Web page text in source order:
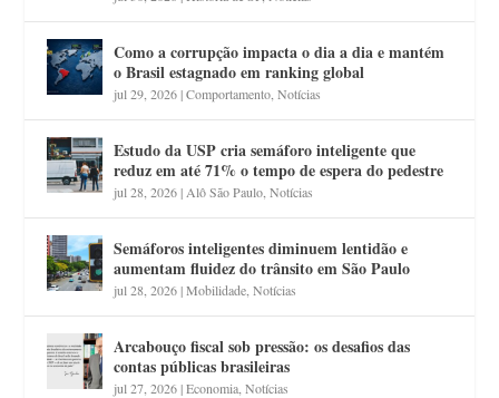
Como a corrupção impacta o dia a dia e mantém
o Brasil estagnado em ranking global
jul 29, 2026|Comportamento ,Notícias
Estudo da USP cria semáforo inteligente que
reduz em até 71% o tempo de espera do pedestre
jul 28, 2026| Alô São Paulo ,Notícias
Semáforos inteligentes diminuem lentidão e
aumentam fluidez do trânsito em São Paulo
jul 28, 2026|Mobilidade ,Notícias
Arcabouço fiscal sob pressão: os desafios das
contas públicas brasileiras
jul 27, 2026|Economia ,Notícias